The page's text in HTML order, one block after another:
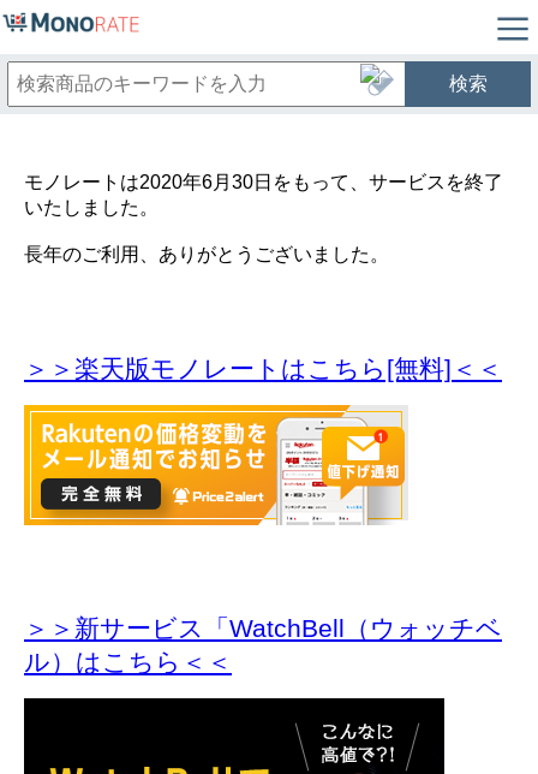
検索
モノレートは2020年6月30日をもって、サービスを終了
いたしました。
長年のご利用、ありがとうございました。
＞＞楽天版モノレートはこちら[無料]＜＜
＞＞新サービス「WatchBell（ウォッチベ
ル）はこちら＜＜